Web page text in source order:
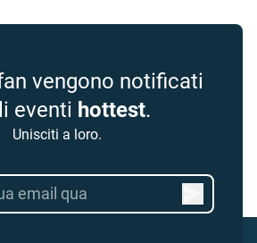
vengono notificati
eventi hottest.
Unisciti a loro.